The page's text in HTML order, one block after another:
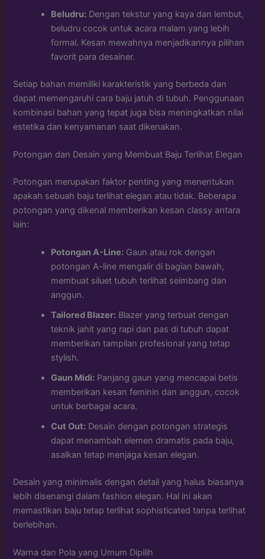
Beludru: Dengan tekstur yang kaya dan lembut,
beludru cocok untuk acara malam yang lebih
formal. Kesan mewahnya menjadikannya pilihan
favorit para desainer.
Setiap bahan memiliki karakteristik yang berbeda dan
dapat memengaruhi cara baju jatuh di tubuh. Penggunaan
kombinasi bahan yang tepat juga bisa meningkatkan nilai
estetika dan kenyamanan saat dikenakan.
Potongan dan Desain yang Membuat Baju Terlihat Elegan
Potongan merupakan faktor penting yang menentukan
apakah sebuah baju terlihat elegan atau tidak. Beberapa
potongan yang dikenal memberikan kesan classy antara
lain:
Potongan A-Line: Gaun atau rok dengan
potongan A-line mengalir di bagian bawah,
membuat siluet tubuh terlihat seimbang dan
anggun.
Tailored Blazer: Blazer yang terbuat dengan
teknik jahit yang rapi dan pas di tubuh dapat
memberikan tampilan profesional yang tetap
stylish.
Gaun Midi: Panjang gaun yang mencapai betis
memberikan kesan feminin dan anggun, cocok
untuk berbagai acara.
Cut Out: Desain dengan potongan strategis
dapat menambah elemen dramatis pada baju,
asalkan tetap menjaga kesan elegan.
Desain yang minimalis dengan detail yang halus biasanya
lebih disenangi dalam fashion elegan. Hal ini akan
memastikan baju tetap terlihat sophisticated tanpa terlihat
berlebihan.
Warna dan Pola yang Umum Dipilih